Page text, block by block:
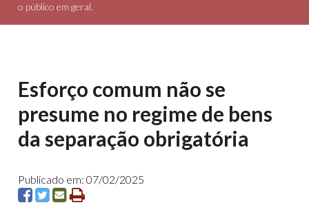
o público em geral.
Esforço comum não se
presume no regime de bens
da separação obrigatória
Publicado em: 07/02/2025